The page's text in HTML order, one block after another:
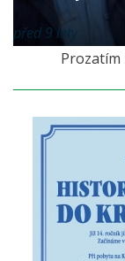
před 9 lety
Prozatím